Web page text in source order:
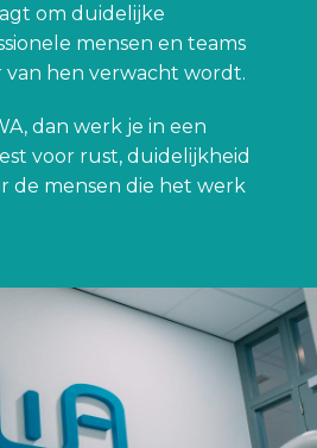
om duidelijke
mensen en teams
van hen verwacht wordt.
dan werk je in een
voor rust, duidelijkheid
de mensen die het werk